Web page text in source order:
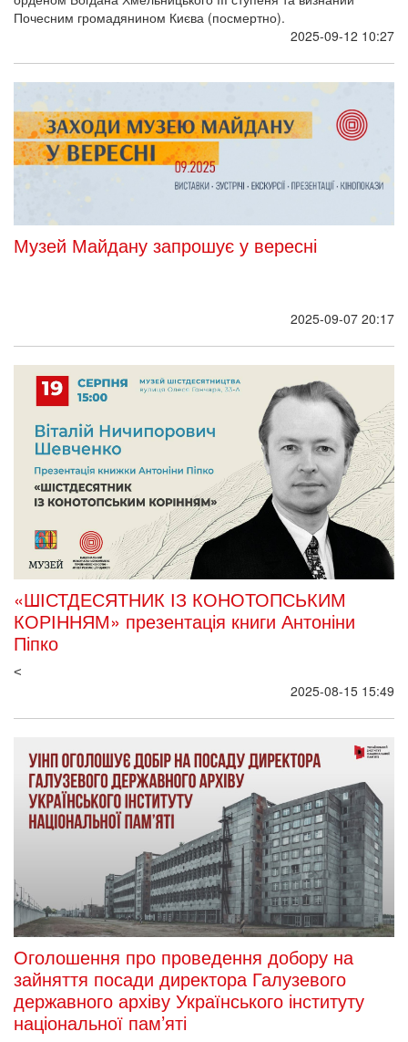
Почесним громадянином Києва (посмертно).
2025-09-12 10:27
Музей Майдану запрошує у вересні
2025-09-07 20:17
«ШІСТДЕСЯТНИК ІЗ КОНОТОПСЬКИМ
КОРІННЯМ» презентація книги Антоніни
Піпко
<
2025-08-15 15:49
Оголошення про проведення добору на
зайняття посади директора Галузевого
державного архіву Українського інституту
національної пам’яті